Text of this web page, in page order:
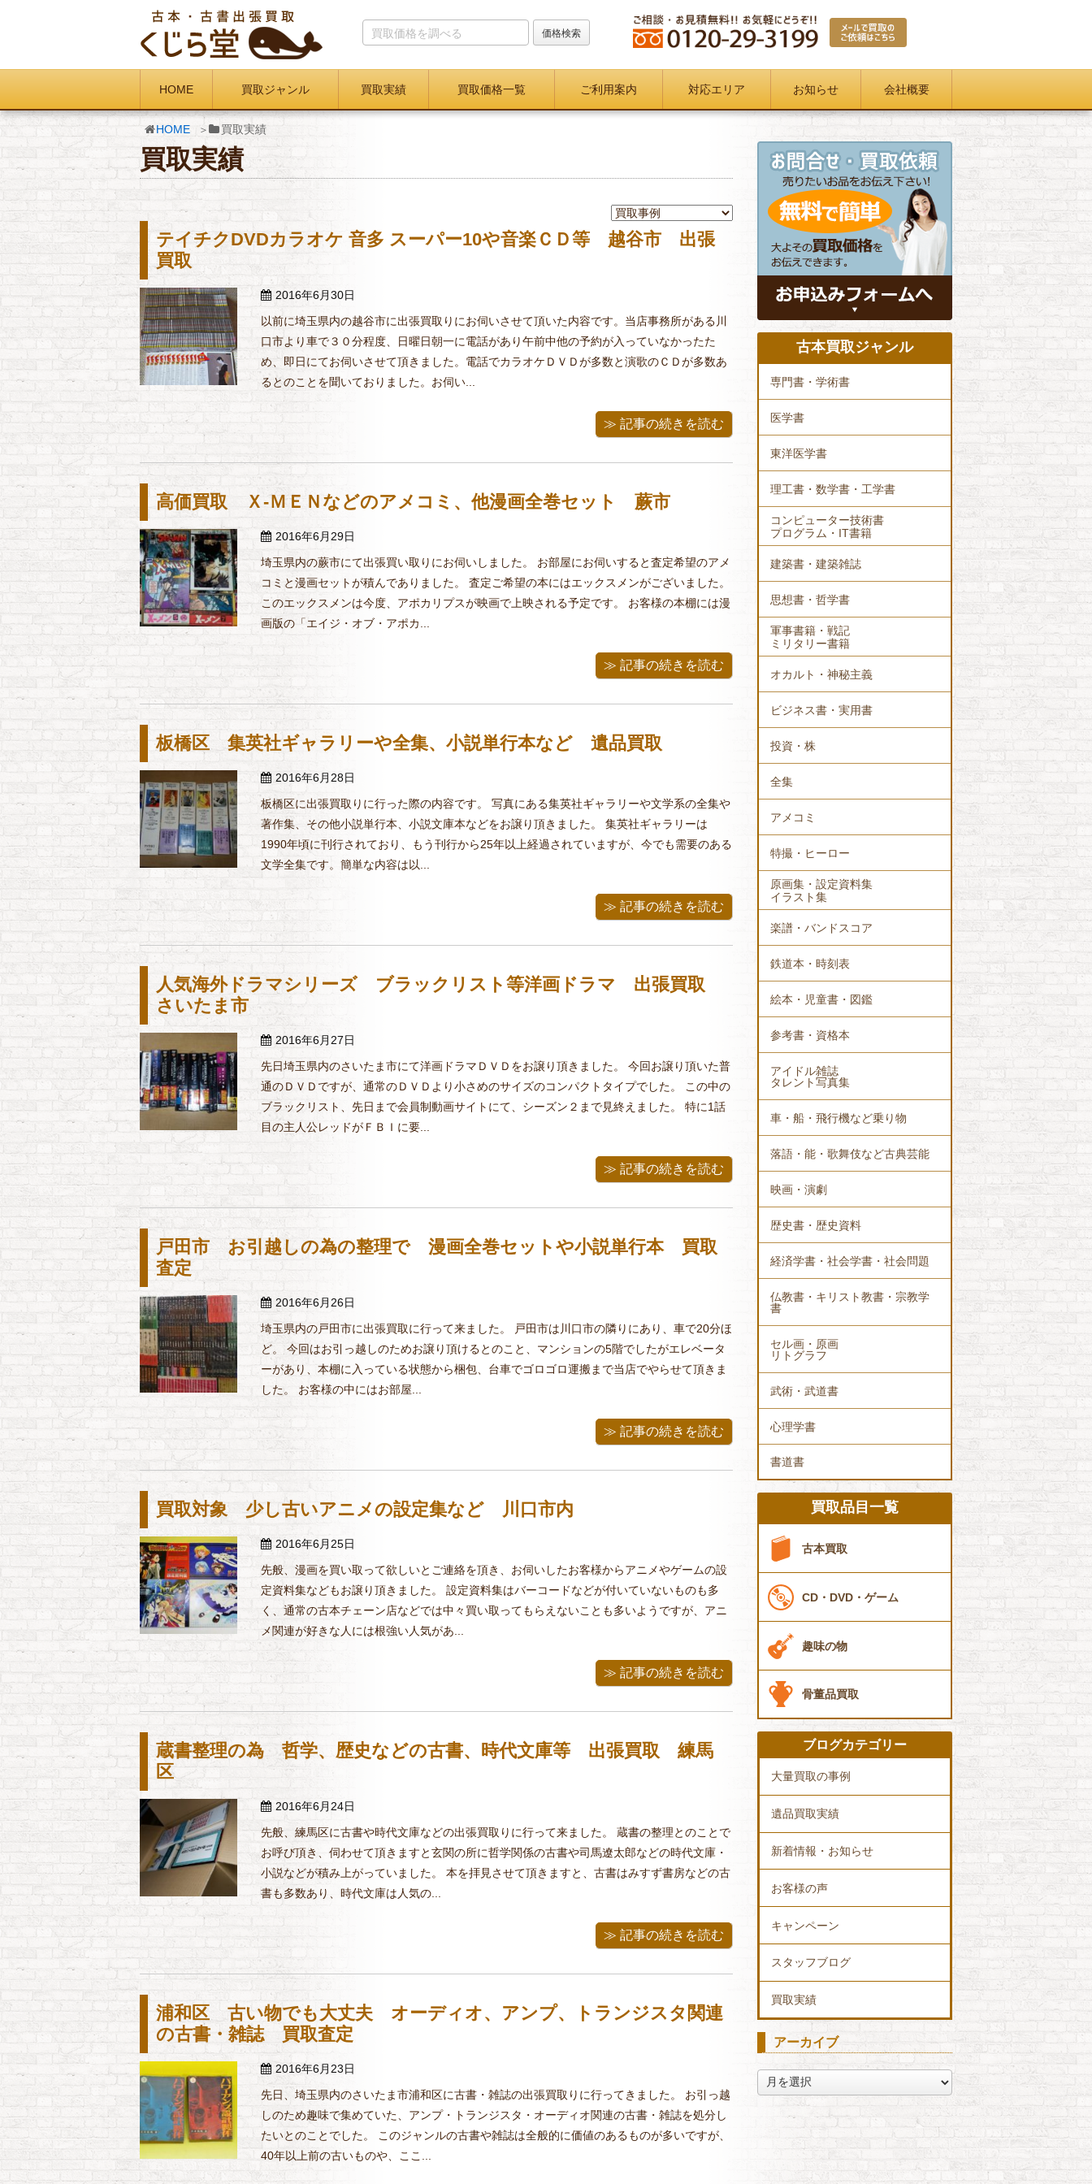
HOME 買取ジャンル 買取実績 買取価格一覧 ご利用案内 対応エリア お知らせ 会社概要
HOME 買取実績
買取実績
テイチクDVDカラオケ 音多 スーパー10や音楽ＣＤ等 越谷市 出張
買取
2016年6月30日
以前に埼玉県内の越谷市に出張買取りにお伺いさせて頂いた内容です。当店事務所がある川
口市より車で３０分程度、日曜日朝一に電話があり午前中他の予約が入っていなかったた
め、即日にてお伺いさせて頂きました。電話でカラオケＤＶＤが多数と演歌のＣＤが多数あ
るとのことを聞いておりました。お伺い...
≫ 記事の続きを読む
高価買取 Ｘ-ＭＥＮなどのアメコミ、他漫画全巻セット 蕨市
2016年6月29日
埼玉県内の蕨市にて出張買い取りにお伺いしました。 お部屋にお伺いすると査定希望のアメ
コミと漫画セットが積んでありました。 査定ご希望の本にはエックスメンがございました。
このエックスメンは今度、アポカリプスが映画で上映される予定です。 お客様の本棚には漫
画版の「エイジ・オブ・アポカ...
≫ 記事の続きを読む
板橋区 集英社ギャラリーや全集、小説単行本など 遺品買取
2016年6月28日
板橋区に出張買取りに行った際の内容です。 写真にある集英社ギャラリーや文学系の全集や
著作集、その他小説単行本、小説文庫本などをお譲り頂きました。 集英社ギャラリーは
1990年頃に刊行されており、もう刊行から25年以上経過されていますが、今でも需要のある
文学全集です。簡単な内容は以...
≫ 記事の続きを読む
人気海外ドラマシリーズ ブラックリスト等洋画ドラマ 出張買取
さいたま市
2016年6月27日
先日埼玉県内のさいたま市にて洋画ドラマＤＶＤをお譲り頂きました。 今回お譲り頂いた普
通のＤＶＤですが、通常のＤＶＤより小さめのサイズのコンパクトタイプでした。 この中の
ブラックリスト、先日まで会員制動画サイトにて、シーズン２まで見終えました。 特に1話
目の主人公レッドがＦＢＩに要...
≫ 記事の続きを読む
戸田市 お引越しの為の整理で 漫画全巻セットや小説単行本 買取
査定
2016年6月26日
埼玉県内の戸田市に出張買取に行って来ました。 戸田市は川口市の隣りにあり、車で20分ほ
ど。 今回はお引っ越しのためお譲り頂けるとのこと、マンションの5階でしたがエレベータ
ーがあり、本棚に入っている状態から梱包、台車でゴロゴロ運搬まで当店でやらせて頂きま
した。 お客様の中にはお部屋...
≫ 記事の続きを読む
買取対象 少し古いアニメの設定集など 川口市内
2016年6月25日
先般、漫画を買い取って欲しいとご連絡を頂き、お伺いしたお客様からアニメやゲームの設
定資料集などもお譲り頂きました。 設定資料集はバーコードなどが付いていないものも多
く、通常の古本チェーン店などでは中々買い取ってもらえないことも多いようですが、アニ
メ関連が好きな人には根強い人気があ...
≫ 記事の続きを読む
蔵書整理の為 哲学、歴史などの古書、時代文庫等 出張買取 練馬
区
2016年6月24日
先般、練馬区に古書や時代文庫などの出張買取りに行って来ました。 蔵書の整理とのことで
お呼び頂き、伺わせて頂きますと玄関の所に哲学関係の古書や司馬遼太郎などの時代文庫・
小説などが積み上がっていました。 本を拝見させて頂きますと、古書はみすず書房などの古
書も多数あり、時代文庫は人気の...
≫ 記事の続きを読む
浦和区 古い物でも大丈夫 オーディオ、アンプ、トランジスタ関連
の古書・雑誌 買取査定
2016年6月23日
先日、埼玉県内のさいたま市浦和区に古書・雑誌の出張買取りに行ってきました。 お引っ越
しのため趣味で集めていた、アンプ・トランジスタ・オーディオ関連の古書・雑誌を処分し
たいとのことでした。 このジャンルの古書や雑誌は全般的に価値のあるものが多いですが、
40年以上前の古いものや、ここ...
古本買取ジャンル
専門書・学術書
医学書
東洋医学書
理工書・数学書・工学書
コンピューター技術書
プログラム・IT書籍
建築書・建築雑誌
思想書・哲学書
軍事書籍・戦記
ミリタリー書籍
オカルト・神秘主義
ビジネス書・実用書
投資・株
全集
アメコミ
特撮・ヒーロー
原画集・設定資料集
イラスト集
楽譜・バンドスコア
鉄道本・時刻表
絵本・児童書・図鑑
参考書・資格本
アイドル雑誌
タレント写真集
車・船・飛行機など乗り物
落語・能・歌舞伎など古典芸能
映画・演劇
歴史書・歴史資料
経済学書・社会学書・社会問題
仏教書・キリスト教書・宗教学
書
セル画・原画
リトグラフ
武術・武道書
心理学書
書道書
買取品目一覧
古本買取
CD・DVD・ゲーム
趣味の物
骨董品買取
ブログカテゴリー
大量買取の事例
遺品買取実績
新着情報・お知らせ
お客様の声
キャンペーン
スタッフブログ
買取実績
アーカイブ
ー